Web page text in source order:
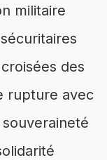
militaire
des
rupture avec